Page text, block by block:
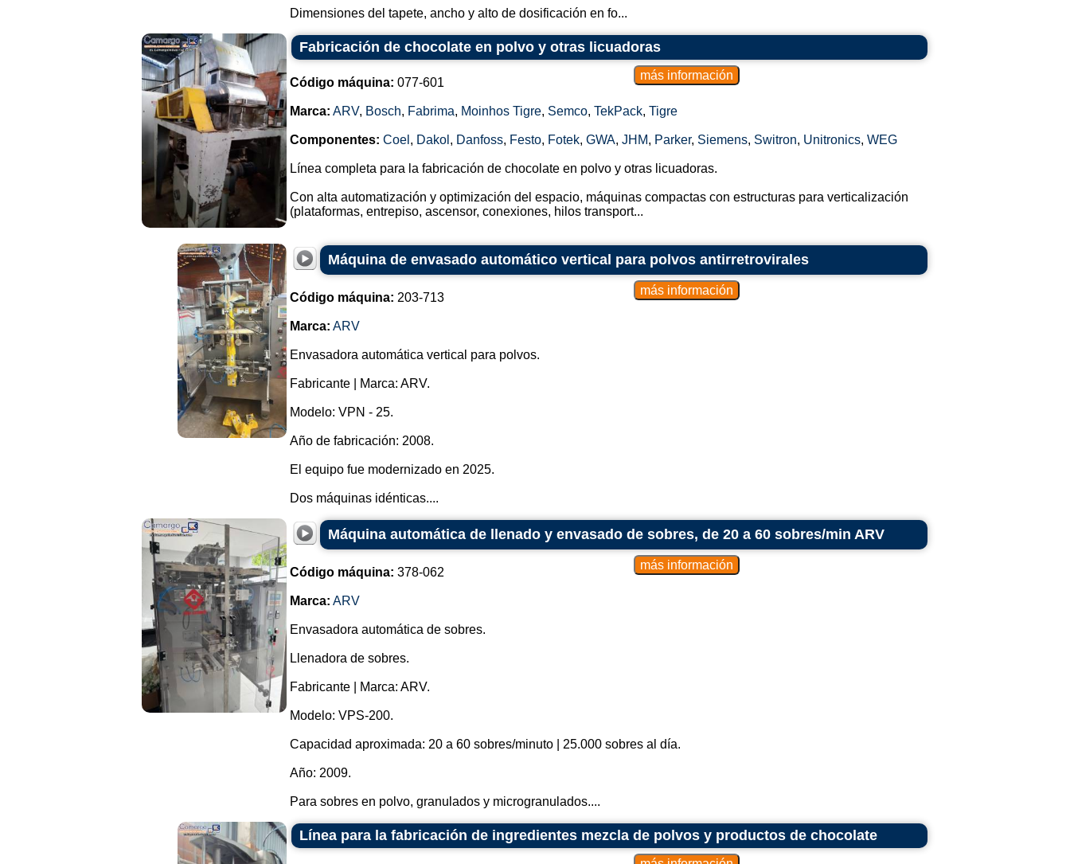
Dimensiones del tapete, ancho y alto de dosificación en fo...
Fabricación de chocolate en polvo y otras licuadoras
Código máquina: 077-601
Marca: ARV, Bosch, Fabrima, Moinhos Tigre, Semco, TekPack, Tigre
Componentes: Coel , Dakol , Danfoss, Festo, Fotek, GWA, JHM, Parker, Siemens, Switron, Unitronics, WEG
Línea completa para la fabricación de chocolate en polvo y otras licuadoras.
Con alta automatización y optimización del espacio, máquinas compactas con estructuras para verticalización
(plataformas, entrepiso, ascensor, conexiones, hilos transport...
Máquina de envasado automático vertical para polvos antirretrovirales
Código máquina: 203-713
Marca: ARV
Envasadora automática vertical para polvos.
Fabricante | Marca: ARV.
Modelo: VPN - 25.
Año de fabricación: 2008.
El equipo fue modernizado en 2025.
Dos máquinas idénticas....
Máquina automática de llenado y envasado de sobres, de 20 a 60 sobres/min ARV
Código máquina: 378-062
Marca: ARV
Envasadora automática de sobres.
Llenadora de sobres.
Fabricante | Marca: ARV.
Modelo: VPS-200.
Capacidad aproximada: 20 a 60 sobres/minuto | 25.000 sobres al día.
Año: 2009.
Para sobres en polvo, granulados y microgranulados....
Línea para la fabricación de ingredientes mezcla de polvos y productos de chocolate